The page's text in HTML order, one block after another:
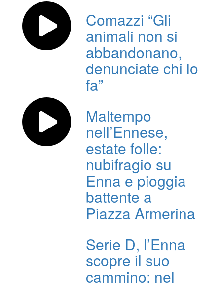
Comazzi “Gli
animali non si
abbandonano,
denunciate chi lo
fa”
Maltempo
nell’Ennese,
estate folle:
nubifragio su
Enna e pioggia
battente a
Piazza Armerina
Serie D, l’Enna
scopre il suo
cammino: nel